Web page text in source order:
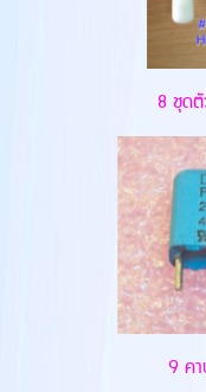
8 ชุด
9 ค